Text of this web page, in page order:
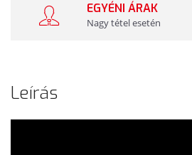
EGYÉNI ÁRAK
Nagy tétel esetén
Leírás